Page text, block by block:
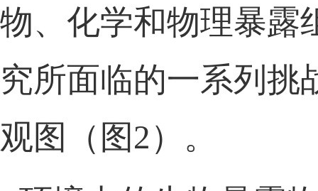
物、化学和物理暴露
究所面临的一系列 挑
观图（图 2） 。